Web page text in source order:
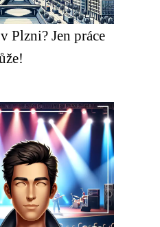
Plzni? Jen práce